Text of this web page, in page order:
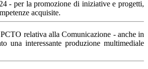
- per la promozione di iniziative e progetti,
acquisite.
relativa alla Comunicazione - anche in
una interessante produzione multimediale